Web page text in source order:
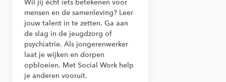
Wil jij écht iets betekenen voor
mensen en de samenleving? Leer
jouw talent in te zetten. Ga aan
de slag in de jeugdzorg of
psychiatrie. Als jongerenwerker
laat je wijken en dorpen
opbloeien. Met Social Work help
je anderen vooruit.